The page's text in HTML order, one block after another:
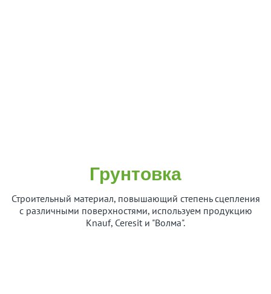
Грунтовка
Строительный материал, повышающий степень сцепления
с различными поверхностями, используем продукцию
Knauf, Ceresit и "Волма".